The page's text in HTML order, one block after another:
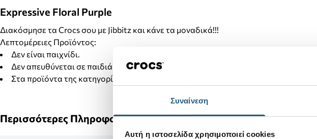
Συναίνεση
Αυτή η ιστοσελίδα χρησιμοποιεί cookies
Expressive Floral Purple
Διακόσμησε τα Crocs σου με Jibbitz και κάνε τα μοναδικά!!!
Λεπτομέρειες Προϊόντος:
Δεν είναι παιχνίδι.
Δεν απευθύνεται σε παιδιά κάτω των 3 ετών.
Στα προϊόντα της κατηγορίας Jibbitz δεν γίνονται αλλαγές και επιστροφές.
Περισσότερες Πληροφορίες